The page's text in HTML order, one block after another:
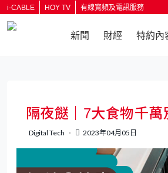
i-CABLE HOY TV 有線寬頻及電訊服務
新聞 財經 特約內
隔夜餸｜7大食物千
Digital Tech 2023年04月05日